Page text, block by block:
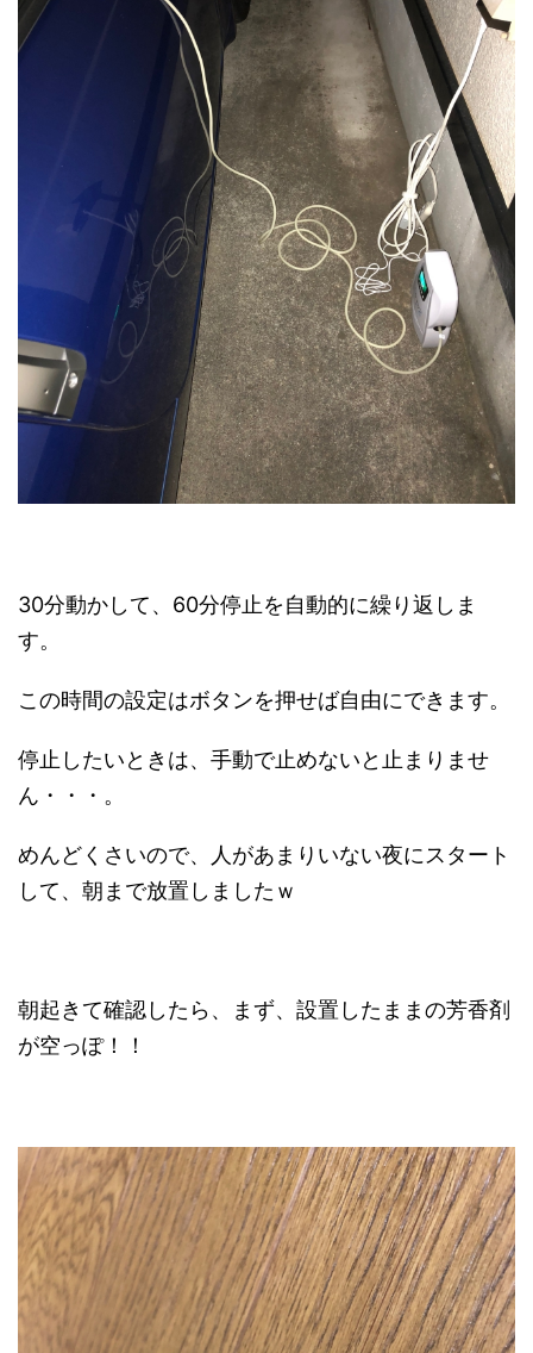
30分動かして、60分停止を自動的に繰り返しま
す。
この時間の設定はボタンを押せば自由にできます。
停止したいときは、手動で止めないと止まりませ
ん・・・。
めんどくさいので、人があまりいない夜にスタート
して、朝まで放置しましたｗ
朝起きて確認したら、まず、設置したままの芳香剤
が空っぽ！！